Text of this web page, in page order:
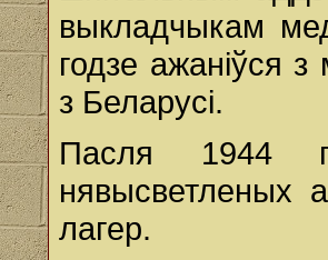
выкладчыкам
годзе ажаніўся
з Беларусі.
Пасля 1944
нявысветленых
лагер.